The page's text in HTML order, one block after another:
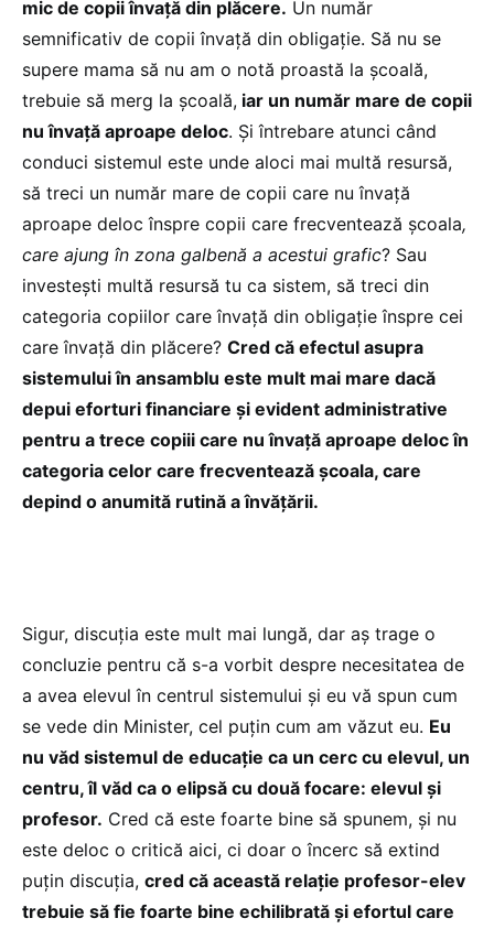
mic de copii învață din plăcere. Un număr
semnificativ de copii învață din obligație. Să nu se
supere mama să nu am o notă proastă la școală,
trebuie să merg la școală, iar un număr mare de copii
nu învață aproape deloc. Și întrebare atunci când
conduci sistemul este unde aloci mai multă resursă,
să treci un număr mare de copii care nu învață
aproape deloc înspre copii care frecventează școala,
care ajung în zona galbenă a acestui grafic? Sau
investești multă resursă tu ca sistem, să treci din
categoria copiilor care învață din obligație înspre cei
care învață din plăcere? Cred că efectul asupra
sistemului în ansamblu este mult mai mare dacă
depui eforturi financiare și evident administrative
pentru a trece copiii care nu învață aproape deloc în
categoria celor care frecventează școala, care
depind o anumită rutină a învățării.
Sigur, discuția este mult mai lungă, dar aș trage o
concluzie pentru că s-a vorbit despre necesitatea de
a avea elevul în centrul sistemului și eu vă spun cum
se vede din Minister, cel puțin cum am văzut eu. Eu
nu văd sistemul de educație ca un cerc cu elevul, un
centru, îl văd ca o elipsă cu două focare: elevul și
profesor. Cred că este foarte bine să spunem, și nu
este deloc o critică aici, ci doar o încerc să extind
puțin discuția, cred că această relație profesor-elev
trebuie să fie foarte bine echilibrată și efortul care